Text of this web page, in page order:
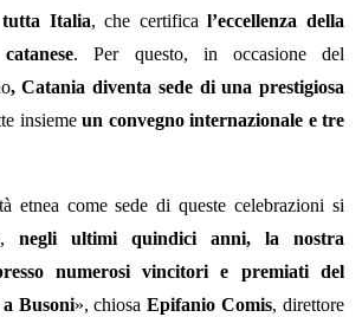
Italia, che certifical’eccellenza della
. Per questo, in occasione del
, Catania diventa sede di una prestigiosa
insieme un convegno internazionale e tre
etnea come sede di queste celebrazioni si
negli ultimi quindici anni, la nostra
numerosi vincitori e premiati del
Busoni», chiosaEpifanio Comis, direttore